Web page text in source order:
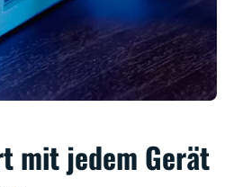
mit jedem Gerät